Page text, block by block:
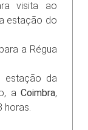
visita ao
estação do
a Régua
estação da
a Coimbra,
horas.